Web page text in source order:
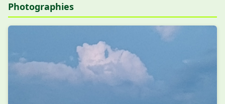
Photographies